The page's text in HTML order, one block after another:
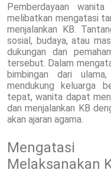
Pemberdayaan
melibatkan mengatasi
menjalankan KB.
sosial, budaya, atau
dukungan dan
tersebut. Dalam
bimbingan dari
mendukung keluarga
tepat, wanita dapat
dan menjalankan KB
akan ajaran agama.
Mengatasi
Melaksanakan